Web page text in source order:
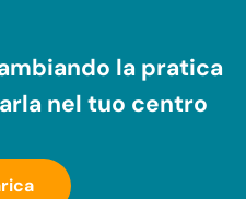
la pratica
nel tuo centro